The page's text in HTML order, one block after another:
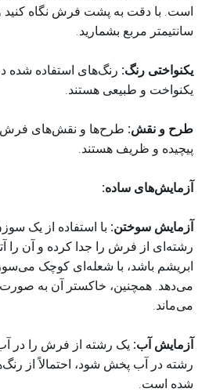
است. با دقت به پشت فرش نگاه کنید و
سانتیمتر مربع بشمارید.
یکنواختی رنگ: رنگ‌های استفاده
یکنواخت و طبیعی هستند.
طرح و نقش: طرح‌ها و نقش‌های فرش
پیچیده و ظریف هستند.
آزمایش‌های ساده:
آزمایش سوختن: با استفاده از یک
رشته‌ای از فرش را جدا کرده و آن را
ابریشم باشد، با شعله‌ای کوچک
می‌دهد. همچنین، خاکستر آن به
می‌ماند.
آزمایش آب: یک رشته از فرش را در
رشته در آب پخش شود، احتمالاً از
شده است.